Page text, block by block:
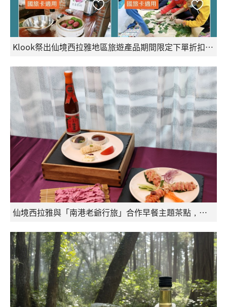
Klook祭出仙境西拉雅地區旅遊產品期間限定下單折扣200元的超值優惠
仙境西拉雅與「南港老爺行旅」合作早餐主題茶點，呈現西拉雅風味